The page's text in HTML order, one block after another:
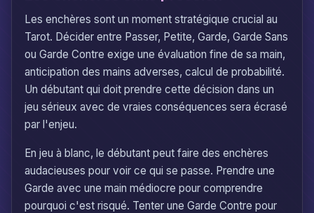
Les enchères sont un moment stratégique crucial au
Tarot. Décider entre Passer, Petite, Garde, Garde Sans
ou Garde Contre exige une évaluation fine de sa main,
anticipation des mains adverses, calcul de probabilité.
Un débutant qui doit prendre cette décision dans un
jeu sérieux avec de vraies conséquences sera écrasé
par l'enjeu.
En jeu à blanc, le débutant peut faire des enchères
audacieuses pour voir ce qui se passe. Prendre une
Garde avec une main médiocre pour comprendre
pourquoi c'est risqué. Tenter une Garde Contre pour